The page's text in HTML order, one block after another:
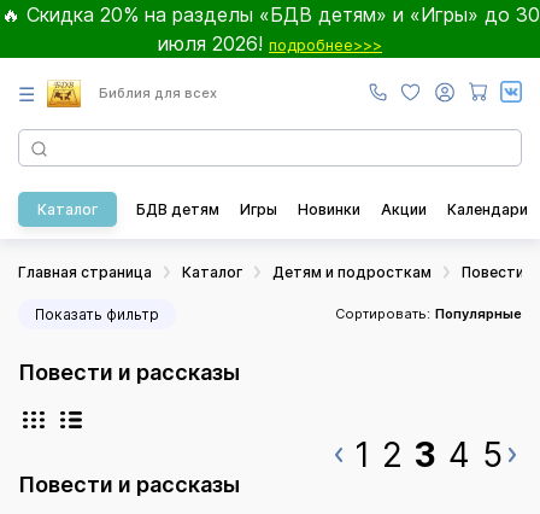
🔥 Скидка 20% на разделы «БДВ детям» и «Игры» до 30
июля 2026! подробнее>>>
☰ Библия для всех
Каталог БДВ детям Игры Новинки Акции Календари
Главная страница Каталог Детям и подросткам Повести
Показать фильтр Сортировать: Популярные
Повести и рассказы
1 2 3 4 5
Повести и рассказы